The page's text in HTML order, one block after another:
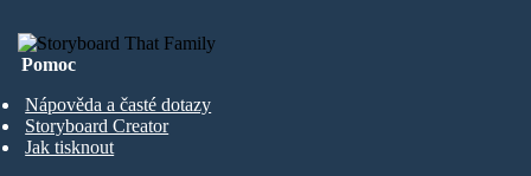
Pomoc
Nápověda a časté dotazy
Storyboard Creator
Jak tisknout